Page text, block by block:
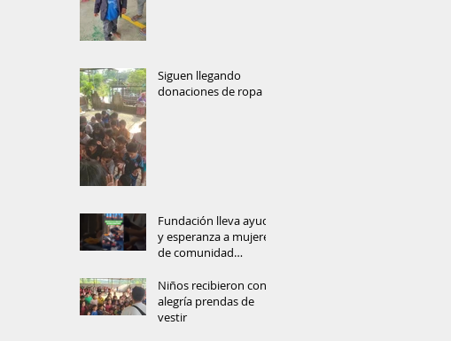
Siguen llegando
donaciones de ropa
Fundación lleva ayuda
y esperanza a mujeres
de comunidad
Niños recibieron con
alegría prendas de
vestir